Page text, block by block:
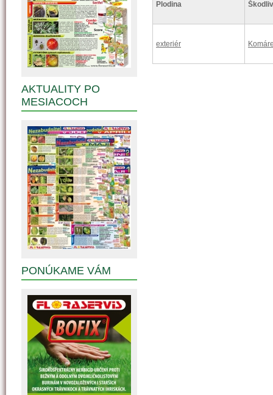
Plodina
exteriér
AKTUALITY PO
MESIACOCH
PONÚKAME VÁM